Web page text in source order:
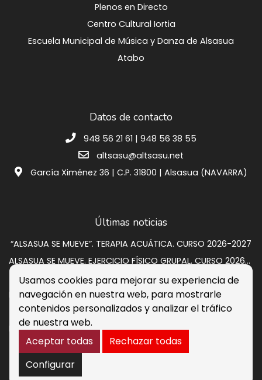
Plenos en Directo
Centro Cultural Iortia
Escuela Municipal de Música y Danza de Alsasua
Atabo
Datos de contacto
948 56 21 61 | 948 56 38 55
altsasu@altsasu.net
García Ximénez 36 | C.P. 31800 | Alsasua (NAVARRA)
Últimas noticias
“ALSASUA SE MUEVE”. TERAPIA ACUÁTICA. CURSO 2026-2027
ALSASUA SE MUEVE. EJERCICIO FÍSICO GRUPAL. CURSO 2026-2027
SUBASTA VIVIENDA EN CALLE GRUPO SAN PEDRO A 2
Listados provisionales escuelas deportivas 2026-2027
Aviso legal
Política de Cookies
Accesibilidad
Política de Seguridad de la Información
Usamos cookies para mejorar su experiencia de
navegación en nuestra web, para mostrarle
contenidos personalizados y analizar el tráfico
de nuestra web.
Aceptar todas
Rechazar todas
Configurar